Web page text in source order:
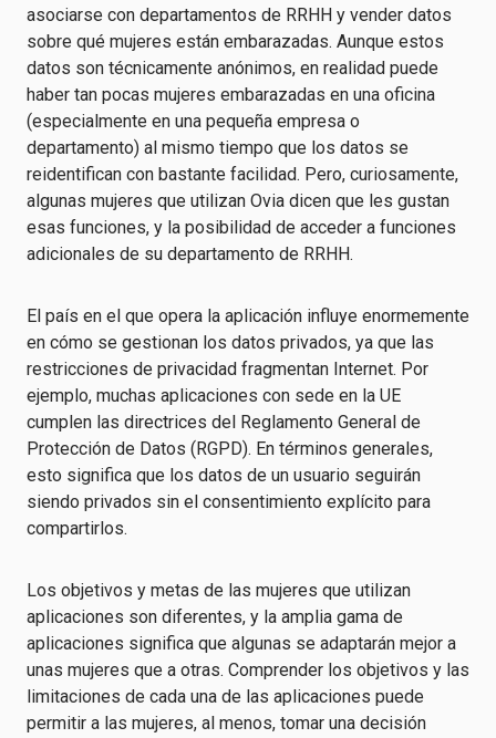
asociarse con departamentos de RRHH y vender datos
sobre qué mujeres están embarazadas. Aunque estos
datos son técnicamente anónimos, en realidad puede
haber tan pocas mujeres embarazadas en una oficina
(especialmente en una pequeña empresa o
departamento) al mismo tiempo que los datos se
reidentifican con bastante facilidad. Pero, curiosamente,
algunas mujeres que utilizan Ovia dicen que les gustan
esas funciones, y la posibilidad de acceder a funciones
adicionales de su departamento de RRHH.
El país en el que opera la aplicación influye enormemente
en cómo se gestionan los datos privados, ya que las
restricciones de privacidad fragmentan Internet. Por
ejemplo, muchas aplicaciones con sede en la UE
cumplen las directrices del Reglamento General de
Protección de Datos (RGPD). En términos generales,
esto significa que los datos de un usuario seguirán
siendo privados sin el consentimiento explícito para
compartirlos.
Los objetivos y metas de las mujeres que utilizan
aplicaciones son diferentes, y la amplia gama de
aplicaciones significa que algunas se adaptarán mejor a
unas mujeres que a otras. Comprender los objetivos y las
limitaciones de cada una de las aplicaciones puede
permitir a las mujeres, al menos, tomar una decisión